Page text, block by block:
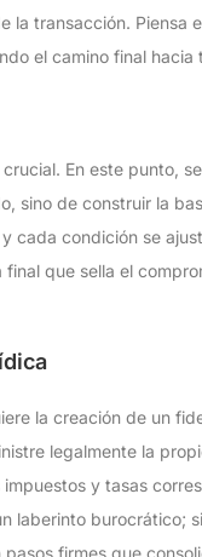
transacción. Piensa
el camino final hacia
En este punto,
sino de construir la
cada condición se
que sella el
la creación de un
legalmente la
y tasas
laberinto burocrático;
firmes que